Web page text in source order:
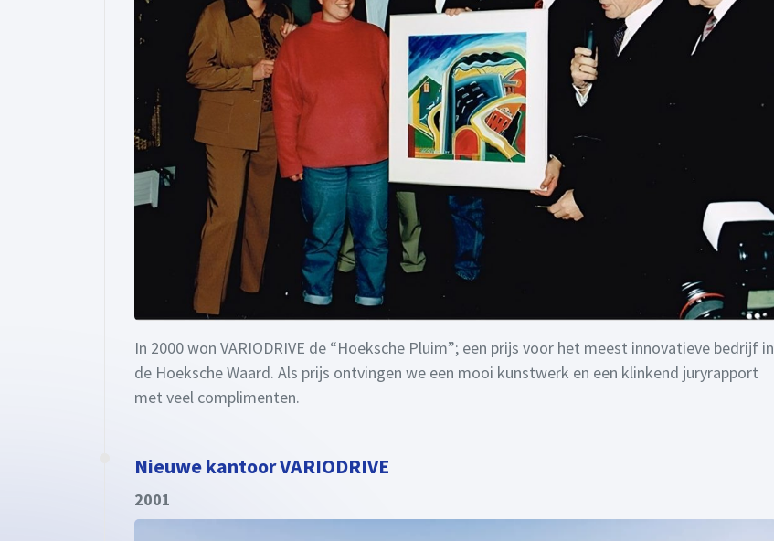
In 2000 won VARIODRIVE de “Hoeksche Pluim”; een prijs voor het meest innovatieve bedrijf in
de Hoeksche Waard. Als prijs ontvingen we een mooi kunstwerk en een klinkend juryrapport
met veel complimenten.
Nieuwe kantoor VARIODRIVE
2001